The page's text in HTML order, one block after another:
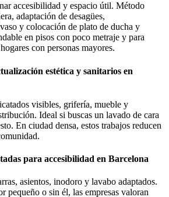
accesibilidad y espacio útil. Método
adaptación de desagües,
y colocación de plato de ducha y
en pisos con poco metraje y para
con personas mayores.
estética y sanitarios en
visibles, grifería, mueble y
Ideal si buscas un lavado de cara
En ciudad densa, estos trabajos reducen
para accesibilidad en Barcelona
asientos, inodoro y lavabo adaptados.
pequeño o sin él, las empresas valoran